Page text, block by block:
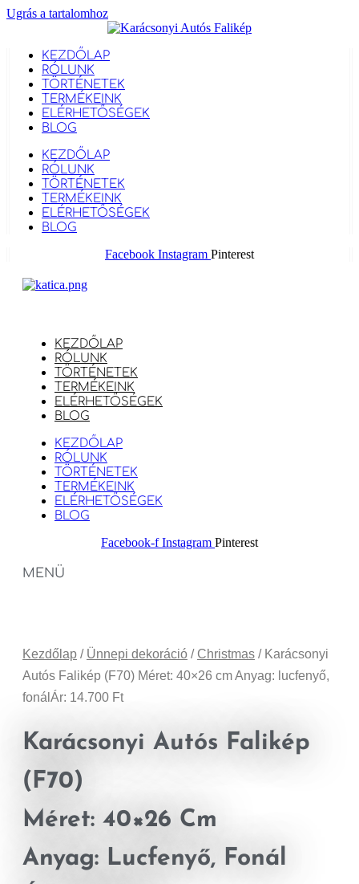
Ugrás a tartalomhoz
KEZDŐLAP
RÓLUNK
TÖRTÉNETEK
TERMÉKEINK
ELÉRHETŐSÉGEK
BLOG
KEZDŐLAP
RÓLUNK
TÖRTÉNETEK
TERMÉKEINK
ELÉRHETŐSÉGEK
BLOG
Facebook Instagram Pinterest
KEZDŐLAP
RÓLUNK
TÖRTÉNETEK
TERMÉKEINK
ELÉRHETŐSÉGEK
BLOG
KEZDŐLAP
RÓLUNK
TÖRTÉNETEK
TERMÉKEINK
ELÉRHETŐSÉGEK
BLOG
Facebook-f Instagram Pinterest
MENÜ
Kezdőlap / Ünnepi dekoráció / Christmas / Karácsonyi
Autós Falikép (F70) Méret: 40×26 cm Anyag: lucfenyő,
fonálÁr: 14.700 Ft
Karácsonyi Autós Falikép
(F70)
Méret: 40×26 Cm
Anyag: Lucfenyő, Fonál